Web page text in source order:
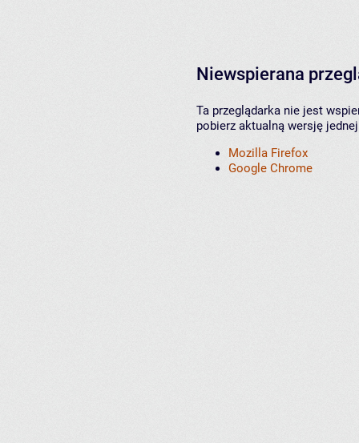
Niewspierana
Ta przeglądarka nie jest
pobierz aktualną wersję
Mozilla Firefox
Google Chrome